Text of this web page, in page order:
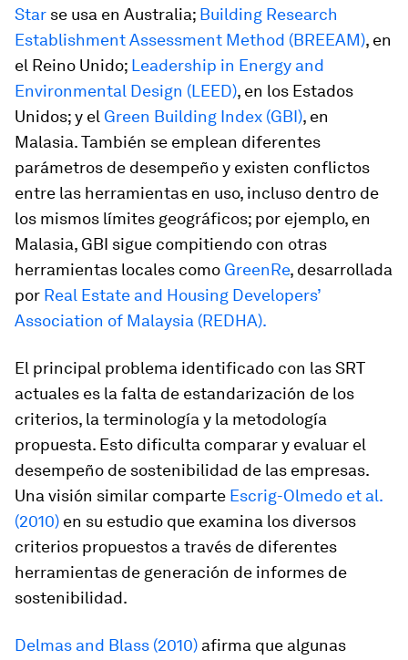
Star se usa en Australia; Building Research
Establishment Assessment Method (BREEAM), en
el Reino Unido; Leadership in Energy and
Environmental Design (LEED), en los Estados
Unidos; y el Green Building Index (GBI), en
Malasia. También se emplean diferentes
parámetros de desempeño y existen conflictos
entre las herramientas en uso, incluso dentro de
los mismos límites geográficos; por ejemplo, en
Malasia, GBI sigue compitiendo con otras
herramientas locales como GreenRe, desarrollada
por Real Estate and Housing Developers’
Association of Malaysia (REDHA).
El principal problema identificado con las SRT
actuales es la falta de estandarización de los
criterios, la terminología y la metodología
propuesta. Esto dificulta comparar y evaluar el
desempeño de sostenibilidad de las empresas.
Una visión similar comparte Escrig-Olmedo et al.
(2010) en su estudio que examina los diversos
criterios propuestos a través de diferentes
herramientas de generación de informes de
sostenibilidad.
Delmas and Blass (2010) afirma que algunas